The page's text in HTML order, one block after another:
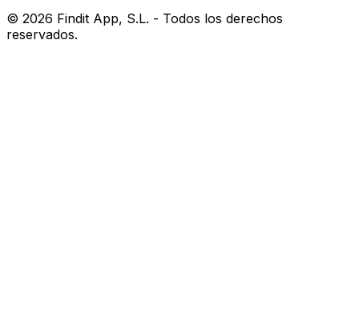
© 2026 Findit App, S.L. - Todos los derechos
reservados.